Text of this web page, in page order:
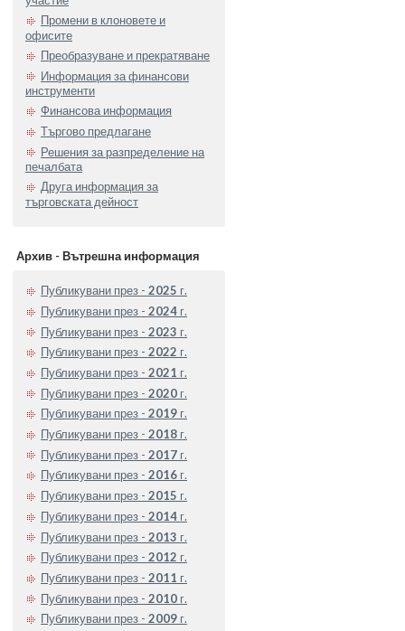
Промени в клоновете и
офисите
Преобразуване и прекратяване
Информация за финансови
инструменти
Финансова информация
Търгово предлагане
Решения за разпределение на
печалбата
Друга информация за
търговската дейност
Архив - Вътрешна информация
Публикувани през - 2025 г.
Публикувани през - 2024 г.
Публикувани през - 2023 г.
Публикувани през - 2022 г.
Публикувани през - 2021 г.
Публикувани през - 2020 г.
Публикувани през - 2019 г.
Публикувани през - 2018 г.
Публикувани през - 2017 г.
Публикувани през - 2016 г.
Публикувани през - 2015 г.
Публикувани през - 2014 г.
Публикувани през - 2013 г.
Публикувани през - 2012 г.
Публикувани през - 2011 г.
Публикувани през - 2010 г.
Публикувани през - 2009 г.